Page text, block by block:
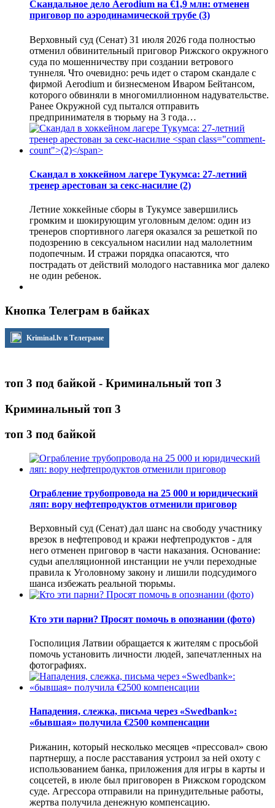
Скандальное дело Aerodium на €1,9 млн: отменен
приговор по аэродинамической трубе (3)
Верховный суд (Сенат) 31 июля 2026 года полностью
отменил обвинительный приговор Рижского окружного
суда по мошенничеству при создании ветрового
туннеля. Что очевидно: речь идет о старом скандале с
фирмой Aerodium и бизнесменом Иваром Бейтансом,
которого обвиняли в многомиллионном надувательстве.
Ранее Окружной суд пытался отправить
предпринимателя в тюрьму на 3 года…
Скандал в хоккейном лагере Тукумса: 27-летний
тренер арестован за секс-насилие (2)
Летние хоккейные сборы в Тукумсе завершились
громким и шокирующим уголовным делом: один из
тренеров спортивного лагеря оказался за решеткой по
подозрению в сексуальном насилии над малолетним
подопечным. И стражи порядка опасаются, что
пострадать от действий молодого наставника мог далеко
не один ребенок.
Кнопка Телеграм в байках
Kriminal.lv в Телеграме
топ 3 под байкой - Криминальный топ 3
Криминальный топ 3
топ 3 под байкой
Ограбление трубопровода на 25 000 и юридический
ляп: вору нефтепродуктов отменили приговор
Верховный суд (Сенат) дал шанс на свободу участнику
врезок в нефтепровод и кражи нефтепродуктов - для
него отменен приговор в части наказания. Основание:
судьи апелляционной инстанции не учли переходные
правила к Уголовному закону и лишили подсудимого
шанса избежать реальной тюрьмы.
Кто эти парни? Просят помочь в опознании (фото)
Госполиция Латвии обращается к жителям с просьбой
помочь установить личности людей, запечатленных на
фотографиях.
Нападения, слежка, письма через «Swedbank»:
«бывшая» получила €2500 компенсации
Рижанин, который несколько месяцев «прессовал» свою
партнершу, а после расставания устроил за ней охоту с
использованием банка, приложения для игры в карты и
соцсетей, в июле был приговорен в Рижском городском
суде. Агрессора отправили на принудительные работы,
жертва получила денежную компенсацию.